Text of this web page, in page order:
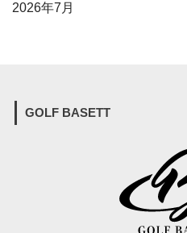
2026年7月
GOLF BASETT